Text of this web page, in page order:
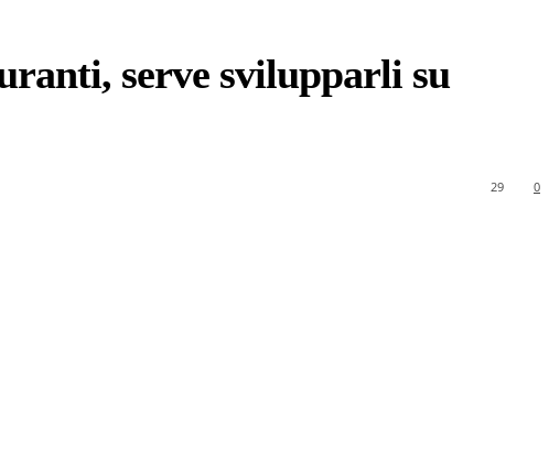
serve svilupparli su
0
29